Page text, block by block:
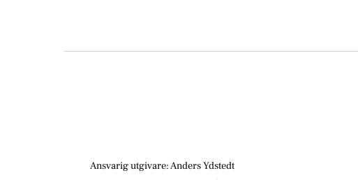
Ansvarig utgivare: Anders Ydstedt